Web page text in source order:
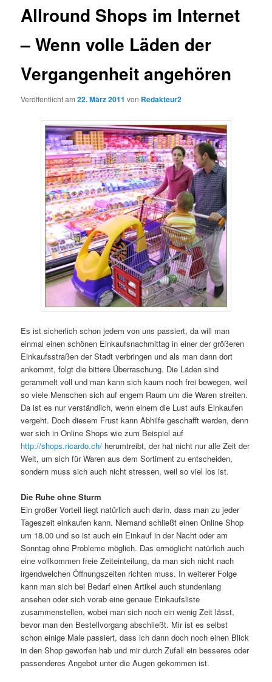
Allround Shops im Internet
– Wenn volle Läden der
Vergangenheit angehören
Veröffentlicht am22. März 2011 von Redakteur2
Es ist sicherlich schon jedem von uns passiert, da will man
einmal einen schönen Einkaufsnachmittag in einer der größeren
Einkaufsstraßen der Stadt verbringen und als man dann dort
ankommt, folgt die bittere Überraschung. Die Läden sind
gerammelt voll und man kann sich kaum noch frei bewegen, weil
so viele Menschen sich auf engem Raum um die Waren streiten.
Da ist es nur verständlich, wenn einem die Lust aufs Einkaufen
vergeht. Doch diesem Frust kann Abhilfe geschafft werden, denn
wer sich in Online Shops wie zum Beispiel auf
http://shops.ricardo.ch/ herumtreibt, der hat nicht nur alle Zeit der
Welt, um sich für Waren aus dem Sortiment zu entscheiden,
sondern muss sich auch nicht stressen, weil so viel los ist.
Die Ruhe ohne Sturm
Ein großer Vorteil liegt natürlich auch darin, dass man zu jeder
Tageszeit einkaufen kann. Niemand schließt einen Online Shop
um 18.00 und so ist auch ein Einkauf in der Nacht oder am
Sonntag ohne Probleme möglich. Das ermöglicht natürlich auch
eine vollkommen freie Zeiteinteilung, da man sich nicht nach
irgendwelchen Öffnungszeiten richten muss. In weiterer Folge
kann man sich bei Bedarf einen Artikel auch stundenlang
ansehen oder sich vorab eine genaue Einkaufsliste
zusammenstellen, wobei man sich noch ein wenig Zeit lässt,
bevor man den Bestellvorgang abschließt. Mir ist es selbst
schon einige Male passiert, dass ich dann doch noch einen Blick
in den Shop geworfen hab und mir durch Zufall ein besseres oder
passenderes Angebot unter die Augen gekommen ist.